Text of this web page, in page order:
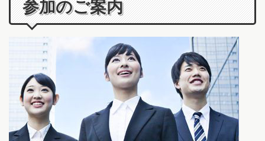
参加のご案内